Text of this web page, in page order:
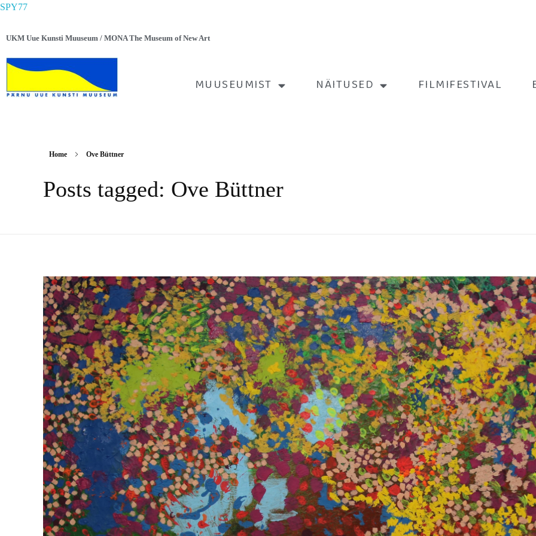
SPY77
UKM Uue Kunsti Muuseum / MONA The Museum of New Art
MUUSEUMIST NÄITUSED FILMIFESTIVAL
Home Ove Büttner
Posts tagged: Ove Büttner